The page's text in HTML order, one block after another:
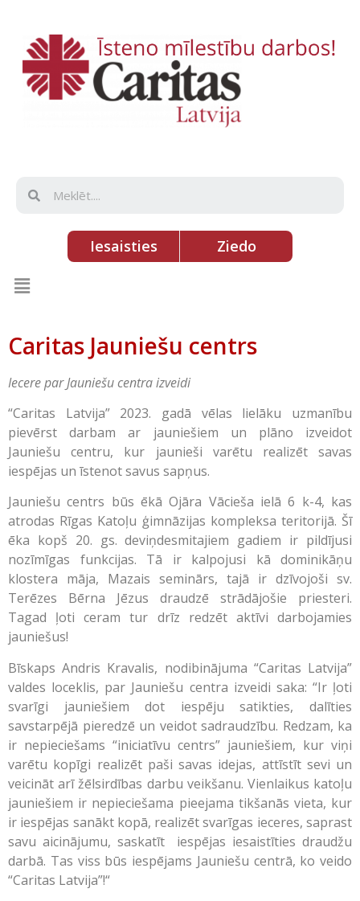
Iesaisties Ziedo
Caritas Jauniešu centrs
Iecere par Jauniešu centra izveidi
“Caritas Latvija” 2023. gadā vēlas lielāku uzmanību
pievērst darbam ar jauniešiem un plāno izveidot
Jauniešu centru, kur jaunieši varētu realizēt savas
iespējas un īstenot savus sapņus.
Jauniešu centrs būs ēkā Ojāra Vācieša ielā 6 k-4, kas
atrodas Rīgas Katoļu ģimnāzijas kompleksa teritorijā. Šī
ēka kopš 20. gs. deviņdesmitajiem gadiem ir pildījusi
nozīmīgas funkcijas. Tā ir kalpojusi kā dominikāņu
klostera māja, Mazais seminārs, tajā ir dzīvojoši sv.
Terēzes Bērna Jēzus draudzē strādājošie priesteri.
Tagad ļoti ceram tur drīz redzēt aktīvi darbojamies
jauniešus!
Bīskaps Andris Kravalis, nodibinājuma “Caritas Latvija”
valdes loceklis, par Jauniešu centra izveidi saka: “Ir ļoti
svarīgi jauniešiem dot iespēju satikties, dalīties
savstarpējā pieredzē un veidot sadraudzību. Redzam, ka
ir nepieciešams “iniciatīvu centrs” jauniešiem, kur viņi
varētu kopīgi realizēt paši savas idejas, attīstīt sevi un
veicināt arī žēlsirdības darbu veikšanu. Vienlaikus katoļu
jauniešiem ir nepieciešama pieejama tikšanās vieta, kur
ir iespējas sanākt kopā, realizēt svarīgas ieceres, saprast
savu aicinājumu, saskatīt iespējas iesaistīties draudžu
darbā. Tas viss būs iespējams Jauniešu centrā, ko veido
“Caritas Latvija”!“